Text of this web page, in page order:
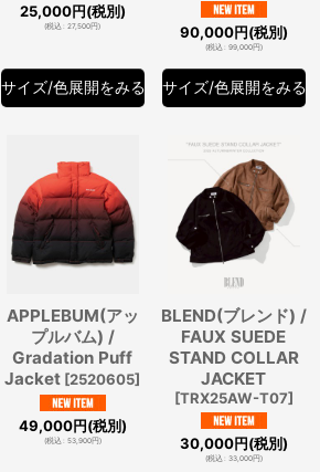
25,000円(税別)
(税込: 27,500円)
サイズ/色展開をみる
90,000円(税別)
(税込: 99,000円)
サイズ/色展開をみる
APPLEBUM(アッ
プルバム) /
Gradation Puff
Jacket [2520605]
49,000円(税別)
(税込: 53,900円)
BLEND(ブレンド) /
FAUX SUEDE
STAND COLLAR
JACKET
[TRX25AW-T07]
30,000円(税別)
(税込: 33,000円)